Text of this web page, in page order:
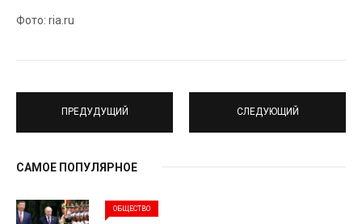
Фото: ria.ru
ПРЕДУДУЩИЙ СЛЕДУЮЩИЙ
САМОЕ ПОПУЛЯРНОЕ
ОБЩЕСТВО